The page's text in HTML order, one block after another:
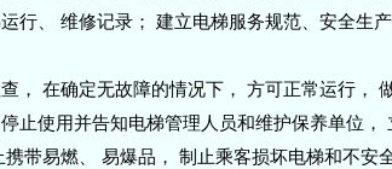
行、 维修记录； 建立电梯服务规范、安全生
， 在确定无故障的情况下， 方可正常运行，
止使用并告知电梯管理人员和维护保养单位，
带易燃、 易爆品， 制止乘客损坏电梯和不安全